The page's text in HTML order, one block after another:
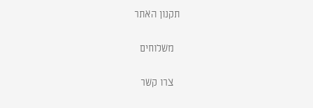
תקנון האתר
משלוחים
צרו קשר